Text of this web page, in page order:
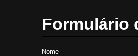
Formulário
Nome